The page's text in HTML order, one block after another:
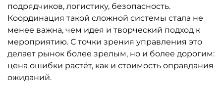
подрядчиков, логистику, безопасность.
Координация такой сложной системы стала не
менее важна, чем идея и творческий подход к
мероприятию. С точки зрения управления это
делает рынок более зрелым, но и более дорогим:
цена ошибки растёт, как и стоимость оправдания
ожиданий.